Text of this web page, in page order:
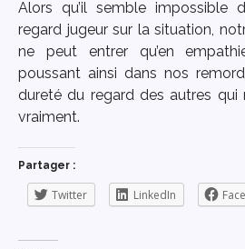
Alors qu’il semble impossible
regard jugeur sur la situation,
ne peut entrer qu’en
poussant ainsi dans nos
dureté du regard des autres qui
vraiment.
Partager :
Twitter LinkedIn